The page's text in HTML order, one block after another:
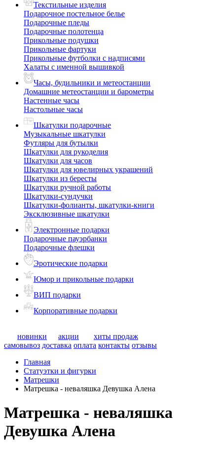
Текстильные изделия
Подарочное постельное белье
Подарочные пледы
Подарочные полотенца
Прикольные подушки
Прикольные фартуки
Прикольные футболки с надписями
Халаты с именной вышивкой
Часы, будильники и метеостанции
Домашние метеостанции и барометры
Настенные часы
Настольные часы
Шкатулки подарочные
Музыкальные шкатулки
Футляры для бутылки
Шкатулки для рукоделия
Шкатулки для часов
Шкатулки для ювелирных украшений
Шкатулки из бересты
Шкатулки ручной работы
Шкатулки-сундучки
Шкатулки-фолианты, шкатулки-книги
Эксклюзивные шкатулки
Электронные подарки
Подарочные пауэрбанки
Подарочные флешки
Эротические подарки
Юмор и прикольные подарки
ВИП подарки
Корпоративные подарки
новинки акции
хиты продаж
самовывоз доставка оплата контакты отзывы
Главная
Статуэтки и фигурки
Матрешки
Матрешка - неваляшка Девушка Алена
Матрешка - неваляшка
Девушка Алена